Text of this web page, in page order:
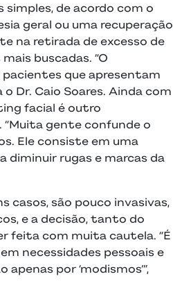
simples, de acordo com o
geral ou uma recuperação
na retirada de excesso de
buscadas. “O
que apresentam
Dr. Caio Soares. Ainda com
facial é outro
gente confunde o
Ele consiste em uma
diminuir rugas e marcas da
casos, são pouco invasivas,
e a decisão, tanto do
feita com muita cautela. “É
necessidades pessoais e
por ‘modismos’”,